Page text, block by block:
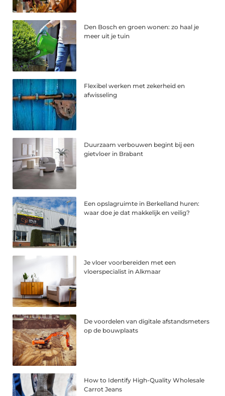
Den Bosch en groen wonen: zo haal je
meer uit je tuin
Flexibel werken met zekerheid en
afwisseling
Duurzaam verbouwen begint bij een
gietvloer in Brabant
Een opslagruimte in Berkelland huren:
waar doe je dat makkelijk en veilig?
Je vloer voorbereiden met een
vloerspecialist in Alkmaar
De voordelen van digitale afstandsmeters
op de bouwplaats
How to Identify High-Quality Wholesale
Carrot Jeans